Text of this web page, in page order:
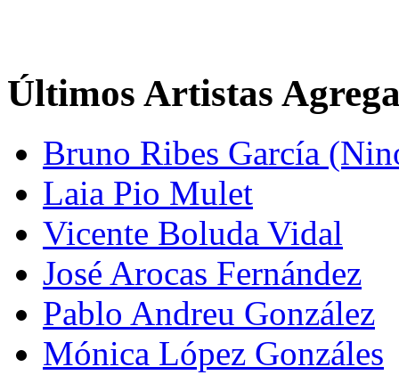
Últimos Artistas
Bruno Ribes García
Laia Pio Mulet
Vicente Boluda Vidal
José Arocas Fernández
Pablo Andreu González
Mónica López Gonzáles